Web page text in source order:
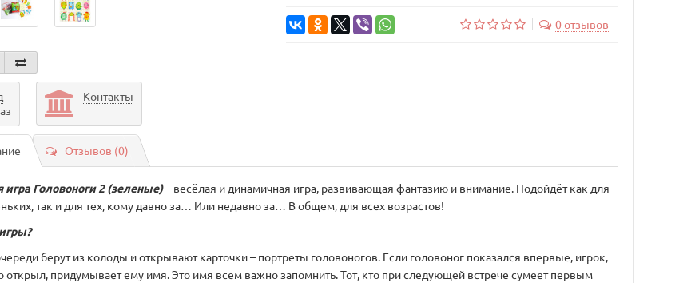
0 отзывов
Контакты
Отзывов (0)
игра Головоноги 2 (зеленые)– весёлая и динамичная игра, развивающая фантазию и внимание. Подойдёт как для
так и для тех, кому давно за… Или недавно за… В общем, для всех возрастов!
берут из колоды и открывают карточки – портреты головоногов. Если головоног показался впервые, игрок,
открыл, придумывает ему имя. Это имя всем важно запомнить. Тот, кто при следующей встрече сумеет первым